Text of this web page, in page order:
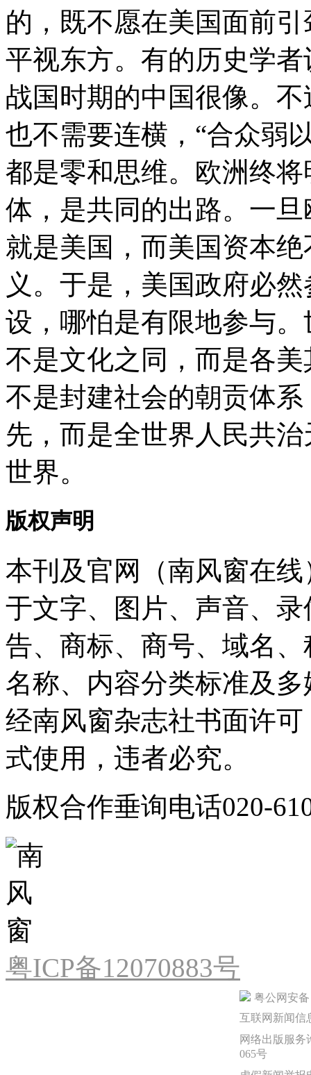
的，既不愿在美国面前
平视东方。有的历史学
战国时期的中国很像。
也不需要连横，“合众弱
都是零和思维。欧洲终
体，是共同的出路。一
就是美国，而美国资本
义。于是，美国政府必
设，哪怕是有限地参与
不是文化之同，而是各
不是封建社会的朝贡体
先，而是全世界人民共
世界。
版权声明
本刊及官网（南风窗在
于文字、图片、声音、
告、商标、商号、域名
名称、内容分类标准及
经南风窗杂志社书面许
式使用，违者必究。
版权合作垂询电话020-
粤ICP备12070883号
粤公网安备
互联网新闻信
网络出版服务
065号